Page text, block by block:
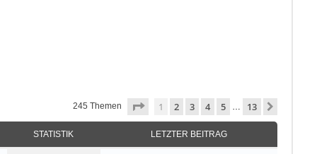
245 Themen Seite von13
1 2 3 4 5 … 13
STATISTIK LETZTER BEITRAG